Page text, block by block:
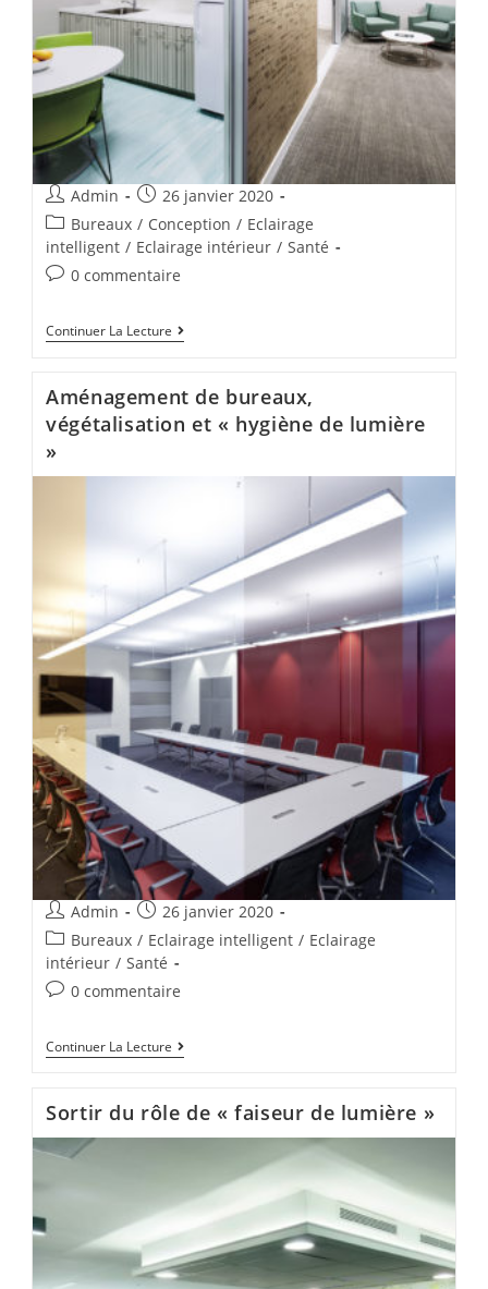
Admin
26 janvier 2020
Bureaux / Conception / Eclairage
intelligent / Eclairage intérieur / Santé
0 commentaire
Continuer La Lecture
Aménagement de bureaux,
végétalisation et « hygiène de lumière
»
Admin
26 janvier 2020
Bureaux / Eclairage intelligent / Eclairage
intérieur / Santé
0 commentaire
Continuer La Lecture
Sortir du rôle de « faiseur de lumière »